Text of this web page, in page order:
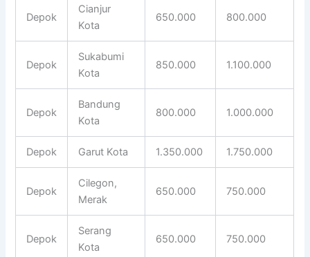
Depok
Cianjur
Kota
650.000 800.000
Depok
Sukabumi
Kota
850.000 1.100.000
Depok
Bandung
Kota
800.000 1.000.000
Depok Garut Kota 1.350.000 1.750.000
Depok
Cilegon,
Merak
650.000 750.000
Depok
Serang
Kota
650.000 750.000